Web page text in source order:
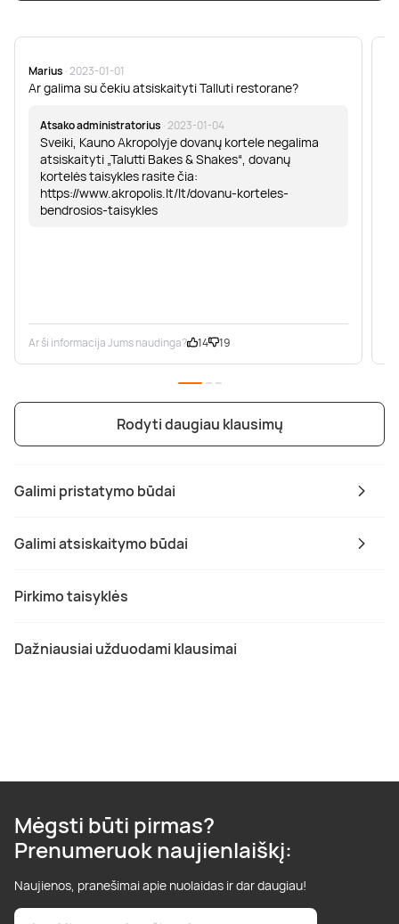
Galimi pristatymo būdai
Galimi atsiskaitymo būdai
Pirkimo taisyklės
Dažniausiai užduodami klausimai
Marius · 2023-01-01
Ar galima su čekiu atsiskaityti Talluti restorane?
Atsako administratorius · 2023-01-04
Sveiki, Kauno Akropolyje dovanų kortele negalima
atsiskaityti „Talutti Bakes & Shakes“, dovanų
kortelės taisykles rasite čia:
https://www.akropolis.lt/lt/dovanu-korteles-
bendrosios-taisykles
Ar ši informacija Jums naudinga? 14 19
Rodyti daugiau klausimų
Mėgsti būti pirmas?
Prenumeruok naujienlaiškį:
Naujienos, pranešimai apie nuolaidas ir dar daugiau!